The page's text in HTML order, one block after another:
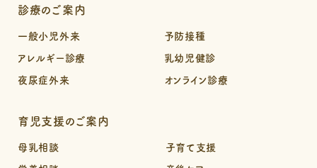
診療のご案内
一般小児外来
アレルギー診療
夜尿症外来
予防接種
乳幼児健診
オンライン診療
育児支援のご案内
母乳相談
子育て支援